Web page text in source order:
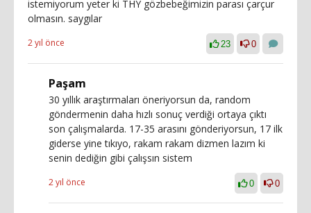
istemiyorum yeter ki THY gözbebeğimizin parası çarçur
olmasın. saygılar
2 yıl önce 23 0
Paşam
30 yıllık araştırmaları öneriyorsun da, random
göndermenin daha hızlı sonuç verdiği ortaya çıktı
son çalışmalarda. 17-35 arasını gönderiyorsun, 17 ilk
giderse yine tıkıyo, rakam rakam dizmen lazım ki
senin dediğin gibi çalışsın sistem
2 yıl önce 0 0